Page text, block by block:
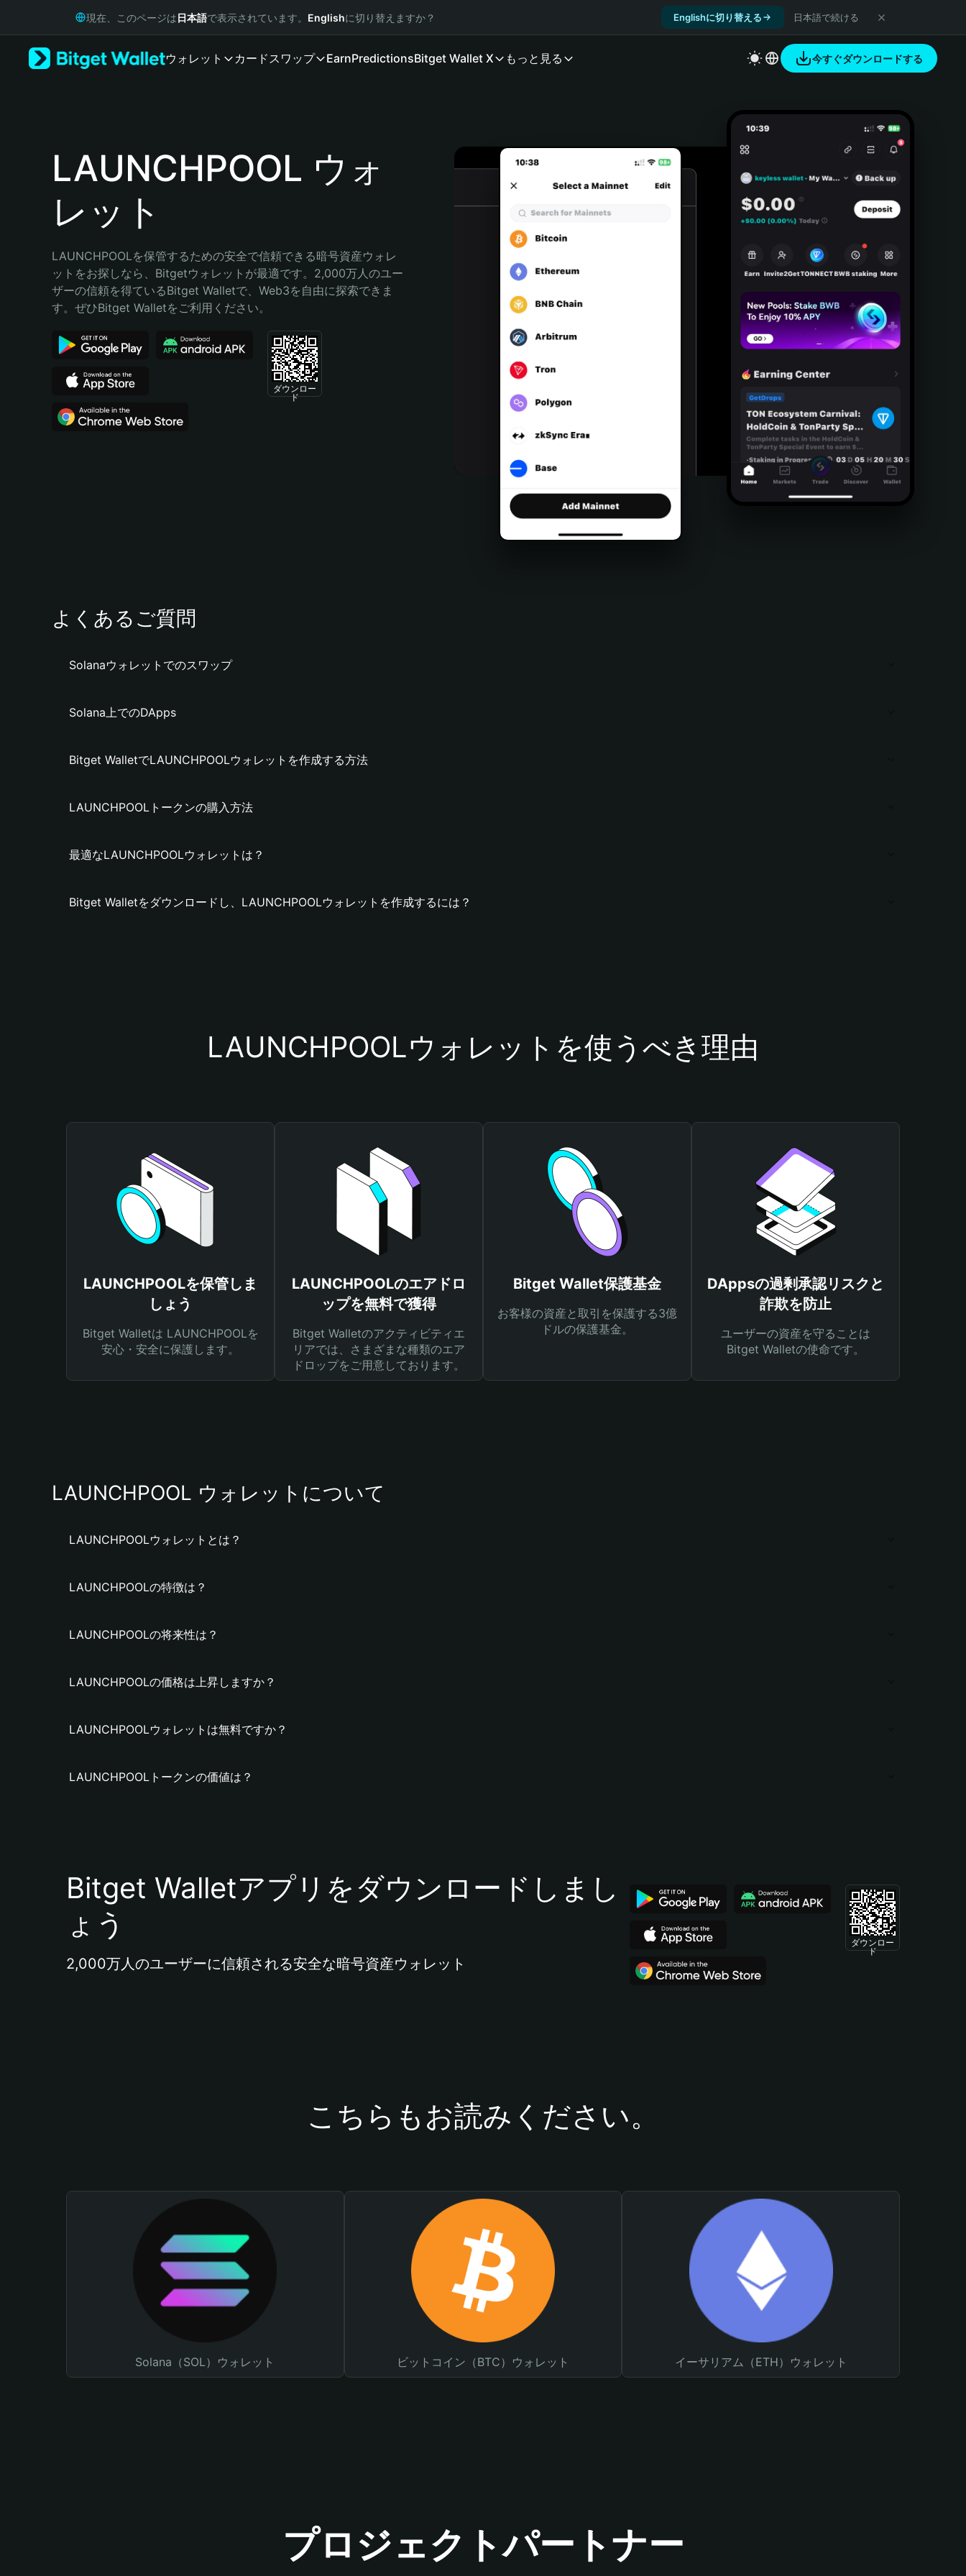
Русский
Português (Portugal)
Bahasa Indonesia
Português (Brasil)
Español (Argentina)
現在、このページは日本語で表示されています。 Englishに切り替えますか？ Englishに切り替える 日本語で続ける
ウォレット カードスワップ EarnPredictionsBitget Wallet X もっと見る 今すぐダウンロードする
LAUNCHPOOL ウォ
レット
LAUNCHPOOLを保管するための安全で信頼できる暗号資産ウォレ
ットをお探しなら、Bitgetウォレットが最適です。2,000万人のユー
ザーの信頼を得ているBitget Walletで、Web3を自由に探索できま
す。ぜひBitget Walletをご利用ください。
ダウンロー
ド
よくあるご質問
Solanaウォレットでのスワップ
Solana上でのDApps
Bitget WalletでLAUNCHPOOLウォレットを作成する方法
LAUNCHPOOLトークンの購入方法
最適なLAUNCHPOOLウォレットは？
Bitget Walletをダウンロードし、LAUNCHPOOLウォレットを作成するには？
LAUNCHPOOLウォレットを使うべき理由
LAUNCHPOOLを保管しま
しょう
Bitget Walletは LAUNCHPOOLを
安心・安全に保護します。
LAUNCHPOOLのエアドロ
ップを無料で獲得
Bitget Walletのアクティビティエ
リアでは、さまざまな種類のエア
ドロップをご用意しております。
Bitget Wallet保護基金
お客様の資産と取引を保護する3億
ドルの保護基金。
DAppsの過剰承認リスクと
詐欺を防止
ユーザーの資産を守ることは
Bitget Walletの使命です。
LAUNCHPOOL ウォレットについて
LAUNCHPOOLウォレットとは？
LAUNCHPOOLの特徴は？
LAUNCHPOOLの将来性は？
LAUNCHPOOLの価格は上昇しますか？
LAUNCHPOOLウォレットは無料ですか？
LAUNCHPOOLトークンの価値は？
Bitget Walletアプリをダウンロードしまし
ょう
2,000万人のユーザーに信頼される安全な暗号資産ウォレット
ダウンロー
ド
こちらもお読みください。
Solana（SOL）ウォレット ビットコイン（BTC）ウォレット イーサリアム（ETH）ウォレット
プロジェクトパートナー